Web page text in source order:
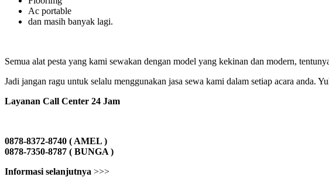
Ac portable
dan masih banyak lagi.
Semua alat pesta yang kami sewakan dengan model yang kekinan dan modern,
Jadi jangan ragu untuk selalu menggunakan jasa sewa kami dalam setiap acara anda.
Layanan Call Center 24 Jam
0878-8372-8740 ( AMEL )
0878-7350-8787 ( BUNGA )
Informasi selanjutnya >>>